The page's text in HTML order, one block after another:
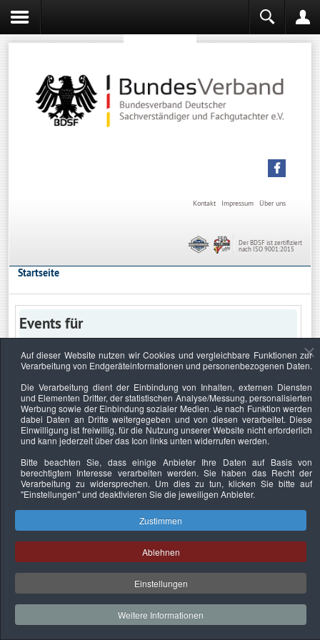
Über uns
Impressum
Kontakt
Der BDSF ist zertifiziert
nach ISO 9001:2015
Startseite
Events für
Keine Termine
Datenschutzerklärung Urheberrechtsnachweise Nachhaltigkeit
Copyright © 2026. Bundesverband Deutscher
Sachverständiger und Fachgutachter e.V..
Auf dieser Website nutzen wir Cookies und vergleichbare Funktionen zur
Verarbeitung von Endgeräteinformationen und personenbezogenen Daten.
Die Verarbeitung dient der Einbindung von Inhalten, externen Diensten
und Elementen Dritter, der statistischen Analyse/Messung, personalisierten
Werbung sowie der Einbindung sozialer Medien. Je nach Funktion werden
dabei Daten an Dritte weitergegeben und von diesen verarbeitet. Diese
Einwilligung ist freiwillig, für die Nutzung unserer Website nicht erforderlich
und kann jederzeit über das Icon links unten widerrufen werden.
Bitte beachten Sie, dass einige Anbieter Ihre Daten auf Basis von
berechtigtem Interesse verarbeiten werden. Sie haben das Recht der
Verarbeitung zu widersprechen. Um dies zu tun, klicken Sie bitte auf
"Einstellungen"und deaktivieren Sie die jeweiligen Anbieter.
Zustimmen
Ablehnen
Einstellungen
Weitere Informationen